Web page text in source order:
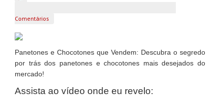
Comentários
Panetones e Chocotones que Vendem: Descubra o segredo
por trás dos panetones e chocotones mais desejados do
mercado!
Assista ao vídeo onde eu revelo: